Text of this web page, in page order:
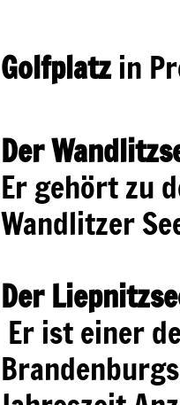
Golfplatzin
Der
Er gehört zu
Wandlitzer
Der
Er ist einer